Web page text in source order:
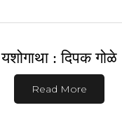
यशोगाथा : दिपक गोळे
Read More